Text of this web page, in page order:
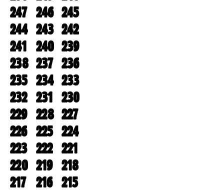
247 246 245
244 243 242
241 240 239
238 237 236
235 234 233
232 231 230
229 228 227
226 225 224
223 222 221
220 219 218
217 216 215